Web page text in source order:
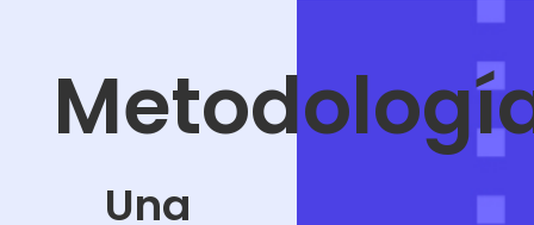
Una